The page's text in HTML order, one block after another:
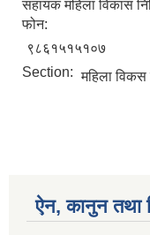
सहायक महिला विकास
फोन:
९८६१५१५१०७
Section: महिला
ऐन, कानुन तथा